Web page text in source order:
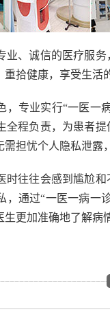
、诚信的医疗服务
拾健康，享受生活
专业实行“一医一
全程负责，为患者
担忧个人隐私泄露
往往会感到尴尬和
，通过“一医一病一
更加准确地了解病